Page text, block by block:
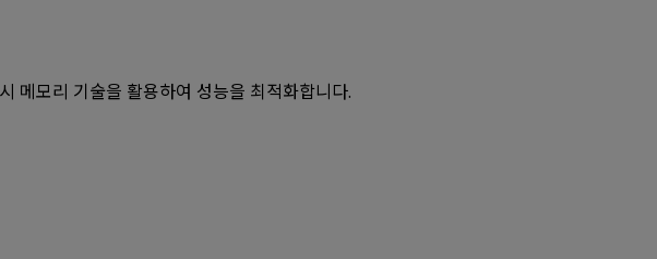
메모리 기술을 활용하여 성능을 최적화합니다.